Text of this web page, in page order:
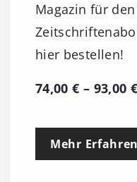
Magazin für
hier bestellen!
74,00€ – 93,00 €
Mehr Erfahren